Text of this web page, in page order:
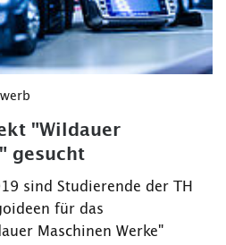
"Wildauer
gesucht
sind Studierende der TH
für das
Maschinen Werke"